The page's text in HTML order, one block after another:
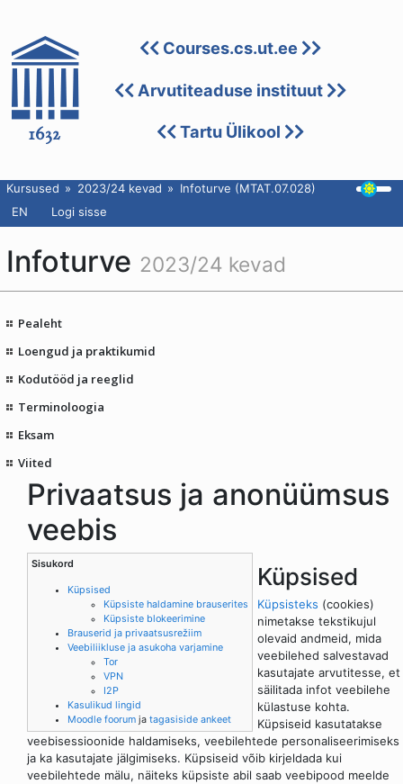
Courses.cs.ut.ee
Arvutiteaduse instituut
Tartu Ülikool
Kursused 2023/24 kevad
Infoturve (MTAT.07.028)
EN
Logi sisse
Infoturve 2023/24 kevad
Pealeht
Loengud ja praktikumid
Kodutööd ja reeglid
Terminoloogia
Eksam
Viited
Privaatsus ja anonüümsus
veebis
Sisukord
Küpsised
Küpsiste haldamine brauserites
Küpsiste blokeerimine
Brauserid ja privaatsusrežiim
Veebiliikluse ja asukoha varjamine
Tor
VPN
I2P
Kasulikud lingid
Moodle foorum ja tagasiside ankeet
Küpsised
Küpsisteks (cookies)
nimetakse tekstikujul
olevaid andmeid, mida
veebilehed salvestavad
kasutajate arvutitesse, et
säilitada infot veebilehe
külastuse kohta.
Küpsiseid kasutatakse
veebisessioonide haldamiseks, veebilehtede personaliseerimiseks
ja ka kasutajate jälgimiseks. Küpsiseid võib kirjeldada kui
veebilehtede mälu, näiteks küpsiste abil saab veebipood meelde